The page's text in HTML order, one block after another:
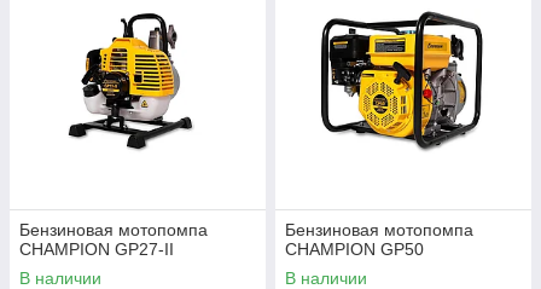
Бензиновая мотопомпа
CHAMPION GP27-II
В наличии
Бензиновая мотопомпа
CHAMPION GP50
В наличии